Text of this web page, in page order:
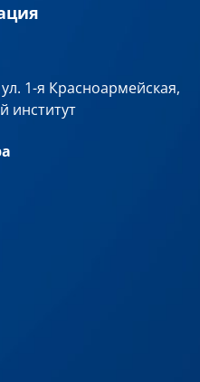
1-я Красноармейская,
институт